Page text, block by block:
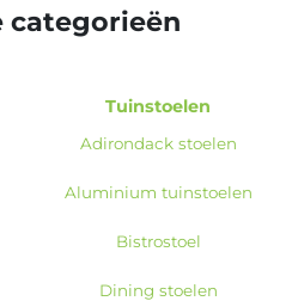
categorieën
Tuinstoelen
Adirondack stoelen
Aluminium tuinstoelen
Bistrostoel
Dining stoelen